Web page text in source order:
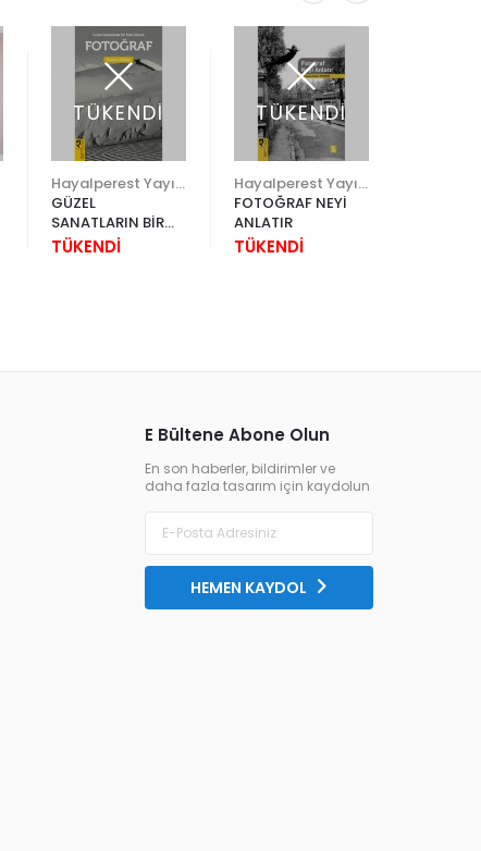
TÜKENDİ
GÜZEL
SANATLARIN BİR
DALI OLARAK
TÜKENDİ
TÜKENDİ
FOTOĞRAF NEYİ
ANLATIR
TÜKENDİ
E Bültene Abone Olun
En son haberler, bildirimler ve
daha fazla tasarım için kaydolun
HEMEN KAYDOL